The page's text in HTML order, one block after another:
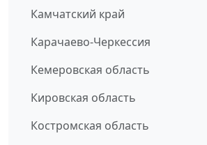
Камчатский край
Карачаево-Черкессия
Кемеровская область
Кировская область
Костромская область